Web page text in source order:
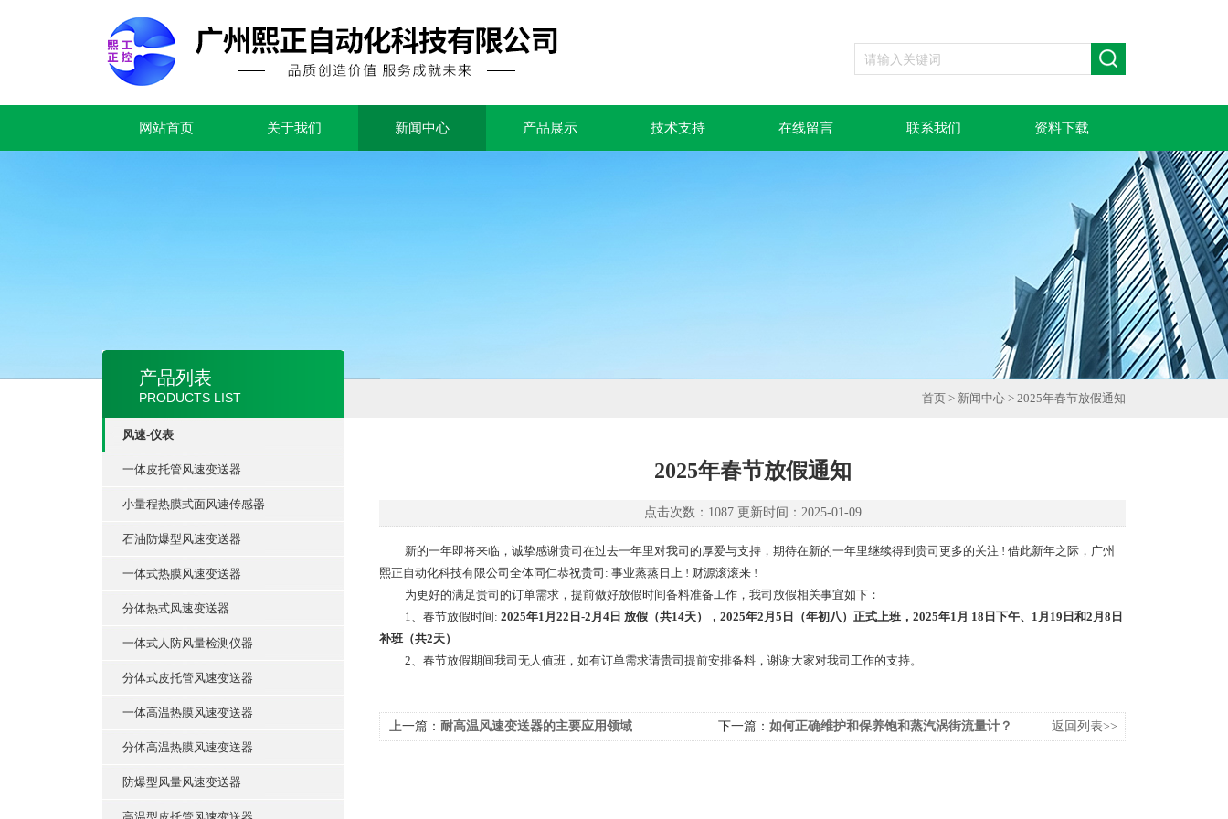
网站首页 关于我们 新闻中心 产品展示 技术支持 在线留言 联系我们 资料下载
产品列表
PRODUCTS LIST
风速-仪表
一体皮托管风速变送器
小量程热膜式面风速传感器
石油防爆型风速变送器
一体式热膜风速变送器
分体热式风速变送器
一体式人防风量检测仪器
分体式皮托管风速变送器
一体高温热膜风速变送器
分体高温热膜风速变送器
防爆型风量风速变送器
首页 > 新闻中心 > 2025年春节放假通知
2025年春节放假通知
点击次数：1087 更新时间：2025-01-09
新的一年即将来临，诚挚感谢贵司在过去一年里对我司的厚爱与支持，期待在新的一年里继续得到贵司更多的关注 ! 借此新年之际，广州
熙正自动化科技有限公司全体同仁恭祝贵司 : 事业蒸蒸日上 ! 财源滚滚来 !
为更好的满足贵司的订单需求，提前做好放假时间备料准备工作，我司放假相关事宜如下：
1、春节放假时间: 2025年1 月 22 日 -2 月 4 日 放假（共14天）， 2025年2 月 5 日（年初八）正式上班， 2025年1 月 18 日下午、 1 月 19 日和2 月 8 日
补班（共2天）
2、春节放假期间我司无人值班，如有订单需求请贵司提前安排备料，谢谢大家对我司工作的支持。
上一篇： 耐高温风速变送器的主要应用领域 下一篇： 如何正确维护和保养饱和蒸汽涡街流量计？ 返回列表>>